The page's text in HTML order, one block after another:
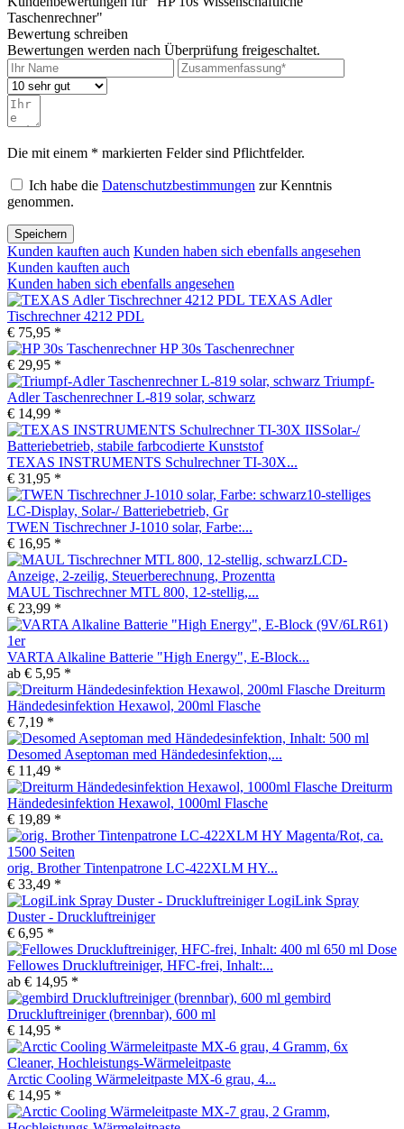
Taschenrechner"
Bewertung schreiben
Bewertungen werden nach Überprüfung freigeschaltet.
Die mit einem * markierten Felder sind Pflichtfelder.
Ich habe die Datenschutzbestimmungen zur Kenntnis
genommen.
Speichern
Kunden kauften auch Kunden haben sich ebenfalls angesehen
Kunden kauften auch
Kunden haben sich ebenfalls angesehen
TEXAS Adler
Tischrechner 4212 PDL
€ 75,95 *
HP 30s Taschenrechner
€ 29,95 *
Triumpf-
Adler Taschenrechner L-819 solar, schwarz
€ 14,99 *
TEXAS INSTRUMENTS Schulrechner TI-30X...
€ 31,95 *
TWEN Tischrechner J-1010 solar, Farbe:...
€ 16,95 *
MAUL Tischrechner MTL 800, 12-stellig,...
€ 23,99 *
VARTA Alkaline Batterie "High Energy", E-Block...
ab € 5,95 *
Dreiturm
Händedesinfektion Hexawol, 200ml Flasche
€ 7,19 *
Desomed Aseptoman med Händedesinfektion,...
€ 11,49 *
Dreiturm
Händedesinfektion Hexawol, 1000ml Flasche
€ 19,89 *
orig. Brother Tintenpatrone LC-422XLM HY...
€ 33,49 *
LogiLink Spray
Duster - Druckluftreiniger
€ 6,95 *
Fellowes Druckluftreiniger, HFC-frei, Inhalt:...
ab € 14,95 *
gembird
Druckluftreiniger (brennbar), 600 ml
€ 14,95 *
Arctic Cooling Wärmeleitpaste MX-6 grau, 4...
€ 14,95 *